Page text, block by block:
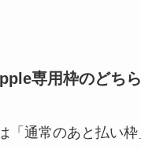
専用枠のどち
「通常のあと払い枠